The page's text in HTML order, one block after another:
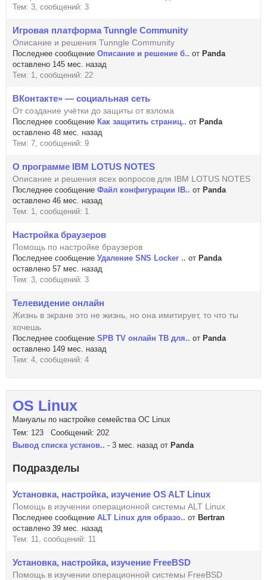
Тем: 3, сообщений: 3
Игровая платформа Tunngle Community
Описание и решения Tunngle Community
Последнее сообщение Описание и решение б.. от Panda
оставлено 145 мес. назад
Тем: 1, сообщений: 22
ВКонтакте» — социальная сеть
От создание учётки до защиты от взлома
Последнее сообщение Как защитить страниц.. от Panda
оставлено 48 мес. назад
Тем: 7, сообщений: 9
О программе IBM LOTUS NOTES
Описание и решения всех вопросов для IBM LOTUS NOTES
Последнее сообщение Файл конфигурации IB.. от Panda
оставлено 46 мес. назад
Тем: 1, сообщений: 1
Настройка браузеров
Помощь по настройке браузеров
Последнее сообщение Удаление SNS Locker .. от Panda
оставлено 57 мес. назад
Тем: 3, сообщений: 3
Телевидение онлайн
Жизнь в экране это не жизнь, но она имитирует, то что ты
хочешь
Последнее сообщение SPB TV онлайн ТВ для.. от Panda
оставлено 149 мес. назад
Тем: 4, сообщений: 4
OS Linux
Мануалы по настройке семейства ОС Linux
Тем: 123 Сообщений: 202
Вывод списка установ.. - 3 мес. назад от Panda
Подразделы
Установка, настройка, изучение OS ALT Linux
Помощь в изучении операционной системы ALT Linux
Последнее сообщение ALT Linux для образо.. от Bertran
оставлено 39 мес. назад
Тем: 11, сообщений: 11
Установка, настройка, изучение FreeBSD
Помощь в изучении операционной системы FreeBSD